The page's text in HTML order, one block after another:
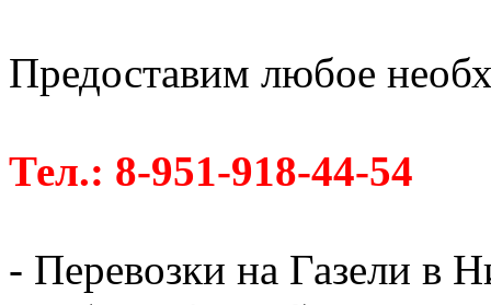
Предоставим любое
Тел.: 8-951-918-44-54
- Перевозки на Газели в